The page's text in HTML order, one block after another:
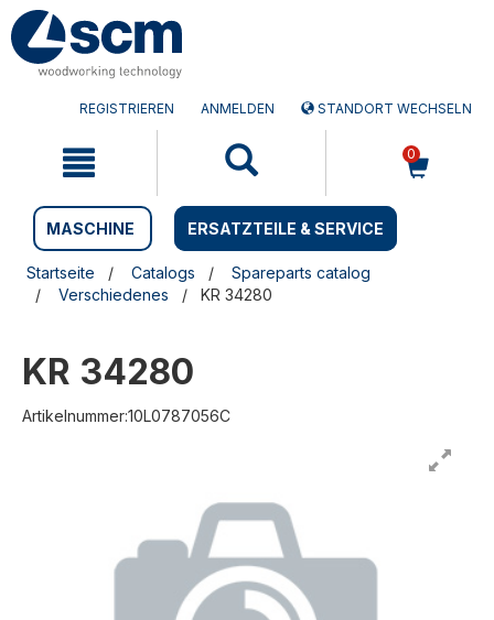
Zum
Inhalt
springen
Zum
Navigationsmen�
springen
REGISTRIEREN ANMELDEN STANDORT WECHSELN
0
MASCHINE ERSATZTEILE & SERVICE
Startseite Catalogs
Spareparts catalog
Verschiedenes
KR 34280
KR 34280
Artikelnummer:10L0787056C